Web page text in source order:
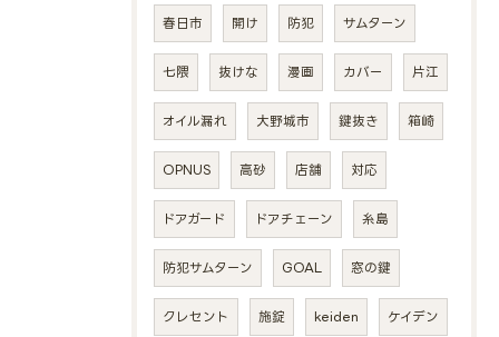
春日市 開け 防犯 サムターン
七隈 抜けな 漫画 カバー 片江
オイル漏れ 大野城市 鍵抜き 箱崎
OPNUS 高砂 店舗 対応
ドアガード ドアチェーン 糸島
防犯サムターン GOAL 窓の鍵
クレセント 施錠 keiden ケイデン